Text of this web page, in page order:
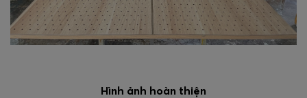
Hình ảnh hoàn thiện